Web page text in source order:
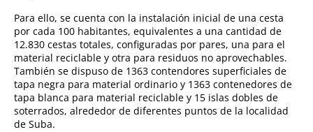
Para ello, se cuenta con la instalación inicial de una cesta
por cada 100 habitantes, equivalentes a una cantidad de
12.830 cestas totales, configuradas por pares, una para el
material reciclable y otra para residuos no aprovechables.
También se dispuso de 1363 contendores superficiales de
tapa negra para material ordinario y 1363 contenedores de
tapa blanca para material reciclable y 15 islas dobles de
soterrados, alrededor de diferentes puntos de la localidad
de Suba.